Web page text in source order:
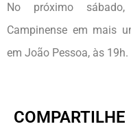
No próximo
Campinense em mais
em João Pessoa, às 19h.
COMPARTILHE